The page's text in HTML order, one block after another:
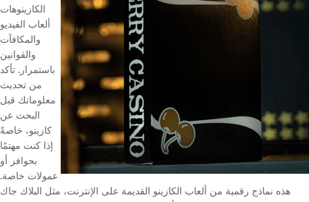
الكازينوهات
ألعاب الفيديو
والمكافآت
والقوانين
باستمرار. تأكد
من تحديث
معلوماتك قبل
البحث عن
كازينو، خاصةً
إذا كنت مهتمًا
بحوافز أو
عمولات خاصة.
هذه نماذج رقمية من ألعاب الكازينو القديمة على الإنترنت، مثل البلاك جاك